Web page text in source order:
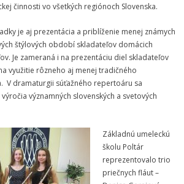
odbor
informácií
činnosti vo všetkých regiónoch Slovenska.
je aj prezentácia a priblíženie menej známych
štýlových období skladateľov domácich
Je zameraná i na prezentáciu diel skladateľov
využitie rôzneho aj menej tradičného
V dramaturgii súťažného repertoáru sa
významných slovenských a svetových
Základnú umeleckú
školu Poltár
reprezentovalo trio
priečnych fláut –